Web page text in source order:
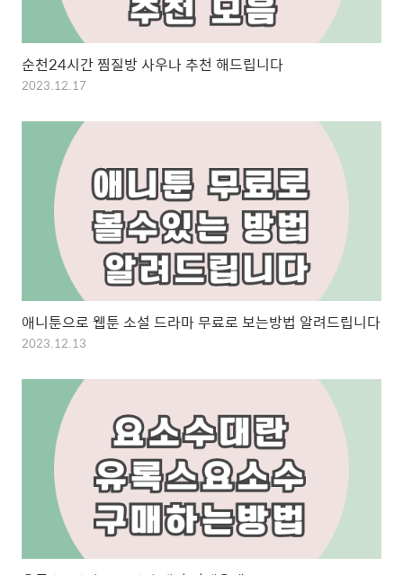
순천24시간 찜질방 사우나 추천 해드립니다
2023.12.17
애니툰으로 웹툰 소설 드라마 무료로 보는방법 알려드립니다
2023.12.13